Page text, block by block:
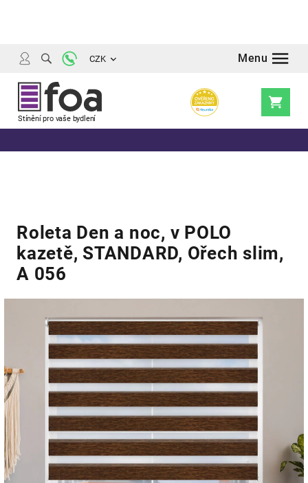
CZK
Nákupní
Roleta Den a noc, v POLO
kazetě, STANDARD, Ořech slim,
A 056